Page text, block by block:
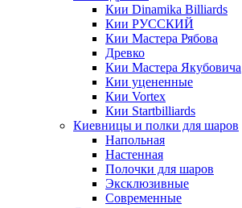
Кии Dinamika Billiards
Кии РУССКИЙ
Кии Мастера Рябова
Древко
Кии Мастера Якубовича
Кии уцененные
Кии Vortex
Кии Startbilliards
Киевницы и полки для шаров
Напольная
Настенная
Полочки для шаров
Эксклюзивные
Современные